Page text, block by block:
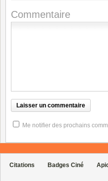
Commentaire
Me notifier des prochains
Citations Badges Ciné